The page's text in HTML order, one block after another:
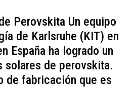
Perovskita Un equipo
de Karlsruhe (KIT) en
España ha logrado un
solares de perovskita.
de fabricación que es